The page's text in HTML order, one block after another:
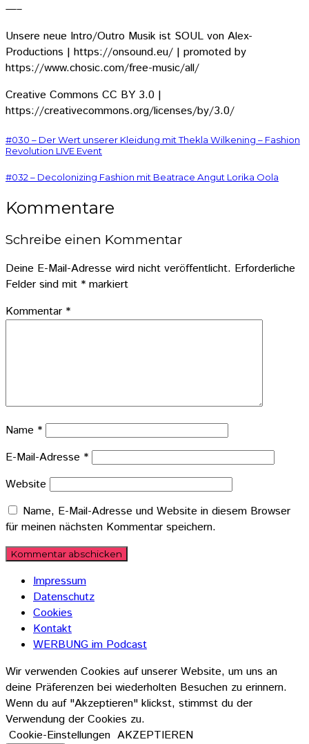
—–
Unsere neue Intro/Outro Musik ist SOUL von Alex-
Productions | https://onsound.eu/ | promoted by
https://www.chosic.com/free-music/all/
Creative Commons CC BY 3.0 |
https://creativecommons.org/licenses/by/3.0/
#030 – Der Wert unserer Kleidung mit Thekla Wilkening – Fashion
Revolution LIVE Event
#032 – Decolonizing Fashion mit Beatrace Angut Lorika Oola
Kommentare
Schreibe einen Kommentar
Deine E-Mail-Adresse wird nicht veröffentlicht. Erforderliche
Felder sind mit * markiert
Kommentar *
Name *
E-Mail-Adresse *
Website
Name, E-Mail-Adresse und Website in diesem Browser
für meinen nächsten Kommentar speichern.
Impressum
Datenschutz
Cookies
Kontakt
WERBUNG im Podcast
Wir verwenden Cookies auf unserer Website, um uns an
deine Präferenzen bei wiederholten Besuchen zu erinnern.
Wenn du auf "Akzeptieren" klickst, stimmst du der
Verwendung der Cookies zu.
Cookie-Einstellungen AKZEPTIEREN